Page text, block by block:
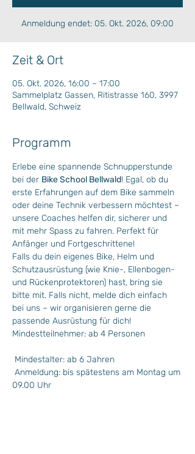
Anmeldung endet: 05. Okt. 2026, 09:00
Zeit & Ort
05. Okt. 2026, 16:00 – 17:00
Sammelplatz Gassen, Ritistrasse 160, 3997
Bellwald, Schweiz
Programm
Erlebe eine spannende Schnupperstunde
bei der Bike School Bellwald! Egal, ob du
erste Erfahrungen auf dem Bike sammeln
oder deine Technik verbessern möchtest –
unsere Coaches helfen dir, sicherer und
mit mehr Spass zu fahren. Perfekt für
Anfänger und Fortgeschrittene!
Falls du dein eigenes Bike, Helm und
Schutzausrüstung (wie Knie-, Ellenbogen-
und Rückenprotektoren) hast, bring sie
bitte mit. Falls nicht, melde dich einfach
bei uns – wir organisieren gerne die
passende Ausrüstung für dich!
Mindestteilnehmer: ab 4 Personen
Mindestalter: ab 6 Jahren
09.00 Uhr